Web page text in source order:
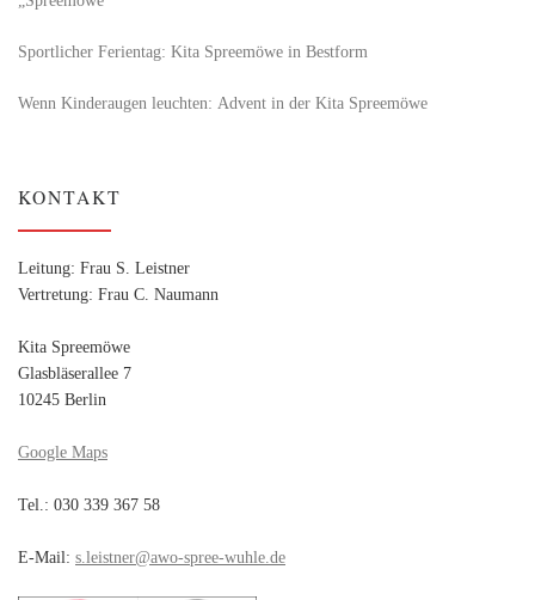
Sportlicher Ferientag: Kita Spreemöwe in Bestform
Wenn Kinderaugen leuchten: Advent in der Kita Spreemöwe
KONTAKT
Leitung: Frau S. Leistner
Vertretung: Frau C. Naumann
Kita Spreemöwe
Glasbläserallee 7
10245 Berlin
Google Maps
Tel.: 030 339 367 58
E-Mail: s.leistner@awo-spree-wuhle.de